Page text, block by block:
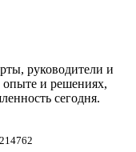
руководители и
опыте и решениях,
сегодня.